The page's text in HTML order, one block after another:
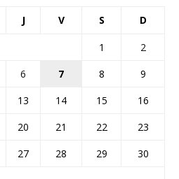
J V S D
1
2
6 7 8
9
13 14 15
16
20 21 22
23
27 28 29
30